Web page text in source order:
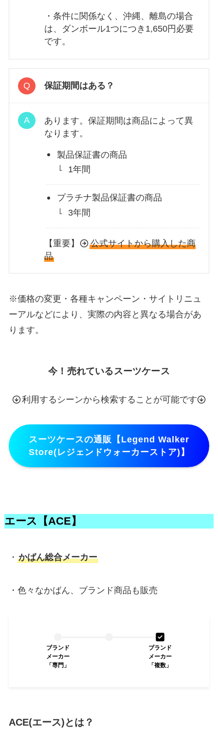
・条件に関係なく、沖縄、離島の場合
は、ダンボール1つにつき1,650円必要
です。
保証期間はある？
あります。保証期間は商品によって異
なります。
製品保証書の商品
1年間
プラチナ製品保証書の商品
3年間
【重要】
公式サイトから購入した商
品
※価格の変更・各種キャンペーン・サイトリニュ
ーアルなどにより、実際の内容と異なる場合があ
ります。
今！売れているスーツケース
利用するシーンから検索することが可能です
スーツケースの通販【Legend Walker
Store(レジェンドウォーカーストア)】
エース【ACE】
・ かばん総合メーカー
・色々なかばん、ブランド商品も販売
ブランド
メーカー
「専門」
ブランド
メーカー
「複数」
ACE(エース)とは？